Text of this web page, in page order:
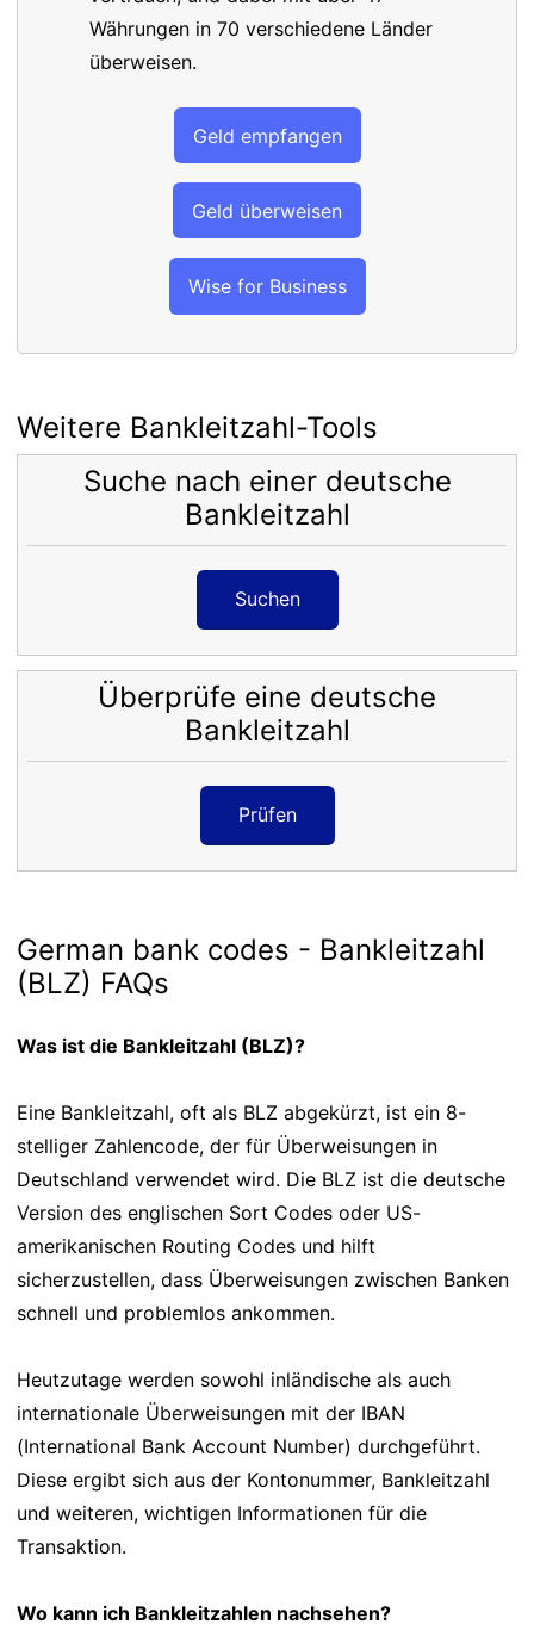
Währungen in 70 verschiedene Länder
überweisen.
Geld empfangen
Geld überweisen
Wise for Business
Weitere Bankleitzahl-Tools
Suche nach einer deutsche
Bankleitzahl
Suchen
Überprüfe eine deutsche
Bankleitzahl
Prüfen
German bank codes - Bankleitzahl
(BLZ) FAQs
Was ist die Bankleitzahl (BLZ)?
Eine Bankleitzahl, oft als BLZ abgekürzt, ist ein 8-
stelliger Zahlencode, der für Überweisungen in
Deutschland verwendet wird. Die BLZ ist die deutsche
Version des englischen Sort Codes oder US-
amerikanischen Routing Codes und hilft
sicherzustellen, dass Überweisungen zwischen Banken
schnell und problemlos ankommen.
Heutzutage werden sowohl inländische als auch
internationale Überweisungen mit der IBAN
(International Bank Account Number) durchgeführt.
Diese ergibt sich aus der Kontonummer, Bankleitzahl
und weiteren, wichtigen Informationen für die
Transaktion.
Wo kann ich Bankleitzahlen nachsehen?